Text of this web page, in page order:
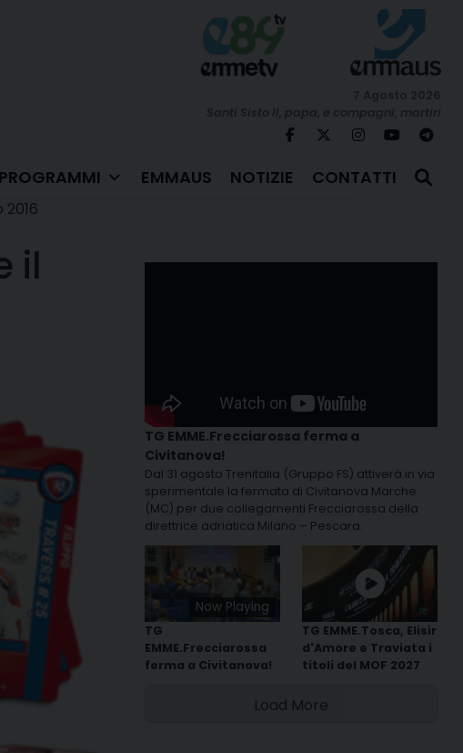
PROGRAMMI EMMAUS NOTIZIE CONTATTI
2016
il
TG EMME.Frecciarossa ferma a
Civitanova!
Dal 31 agosto Trenitalia (Gruppo FS) attiverà in via
sperimentale la fermata di Civitanova Marche
(MC) per due collegamenti Frecciarossa della
direttrice adriatica Milano – Pescara.
Now Playing
TG
EMME.Frecciarossa
ferma a Civitanova!
TG EMME.Tosca, Elisir
d'Amore e Traviata i
titoli del MOF 2027
Load More